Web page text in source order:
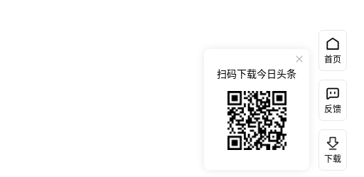
首页
反馈
下载
扫码下载今日头条